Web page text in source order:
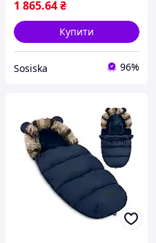
1 865.64₴
Купити
Sosiska 96%